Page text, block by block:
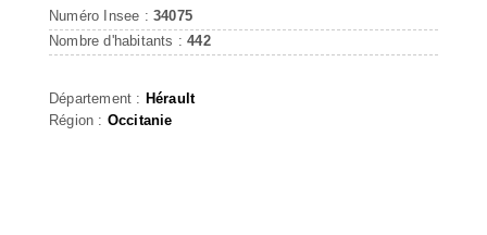
Numéro Insee : 34075
Nombre d'habitants :442
Département : Hérault
Région : Occitanie